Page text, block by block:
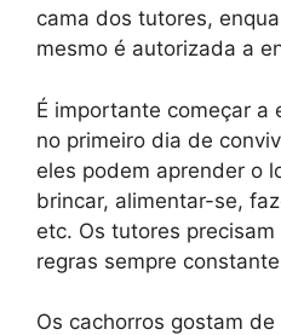
cama dos tutores,
mesmo é autorizada a
É importante começar a
no primeiro dia de
eles podem aprender o
brincar, alimentar-se,
etc. Os tutores
regras sempre
Os cachorros gostam